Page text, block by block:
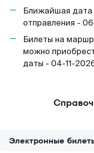
Ближайшая дата
отправления -
Билеты на
можно
даты - 04-11-
Электронные